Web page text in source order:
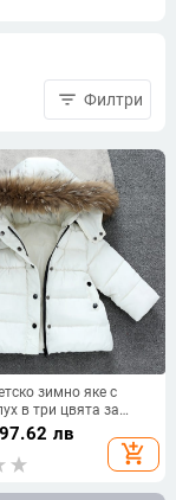
filter_list Филтри
зимно яке с
в три цвята за
97.62 лв
add_shopping_cart